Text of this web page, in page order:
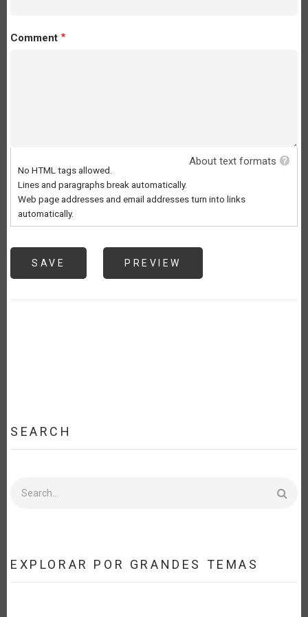
Comment
About text formats
No HTML tags allowed.
Lines and paragraphs break automatically.
Web page addresses and email addresses turn into links
automatically.
SEARCH
EXPLORAR POR GRANDES TEMAS